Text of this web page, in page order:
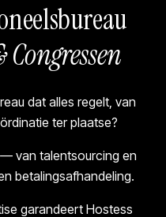
dat alles regelt, van
ter plaatse?
van talentsourcing en
betalingsafhandeling.
garandeert Hostess